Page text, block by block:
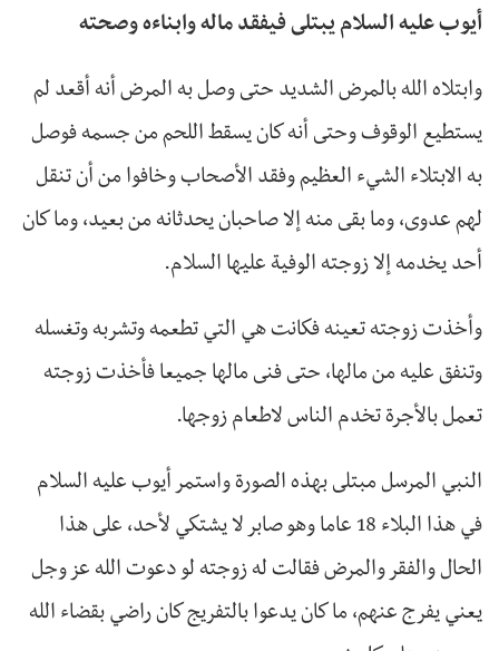
أيوب عليه السلام يبتلى فيفقد ماله وابناءه وصحته
وابتلاه الله بالمرض الشديد حتى وصل به المرض أنه أقعد لم
يستطيع الوقوف وحتى أنه كان يسقط اللحم من جسمه فوصل
به الابتلاء الشيء العظيم وفقد الأصحاب وخافوا من أن تنقل
لهم عدوى، وما بقى منه إلا صاحبان يحدثانه من بعيد، وما كان
أحد يخدمه إلا زوجته الوفية عليها السلام.
وأخذت زوجته تعينه فكانت هي التي تطعمه وتشربه وتغسله
وتنفق عليه من مالها، حتى فنى مالها جميعا فأخذت زوجته
تعمل بالأجرة تخدم الناس لاطعام زوجها.
النبي المرسل مبتلى بهذه الصورة واستمر أيوب عليه السلام
في هذا البلاء 18 عاما وهو صابر لا يشتكي لأحد، على هذا
الحال والفقر والمرض فقالت له زوجته لو دعوت الله عز وجل
يعني يفرج عنهم، ما كان يدعوا بالتفريج كان راضي بقضاء الله